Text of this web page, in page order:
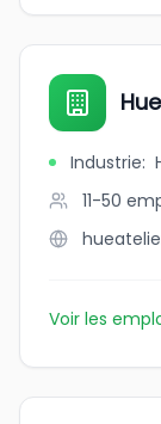
Industrie:
11-50
Voir les